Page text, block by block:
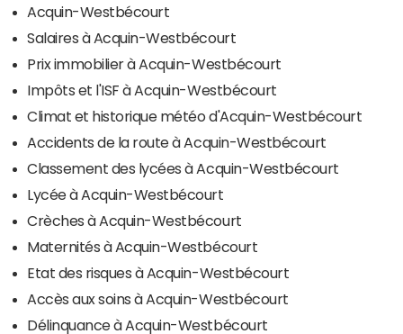
Acquin-Westbécourt
Salaires à Acquin-Westbécourt
Prix immobilier à Acquin-Westbécourt
Impôts et l'ISF à Acquin-Westbécourt
Climat et historique météo d'Acquin-Westbécourt
Accidents de la route à Acquin-Westbécourt
Classement des lycées à Acquin-Westbécourt
Lycée à Acquin-Westbécourt
Crèches à Acquin-Westbécourt
Maternités à Acquin-Westbécourt
Etat des risques à Acquin-Westbécourt
Accès aux soins à Acquin-Westbécourt
Délinquance à Acquin-Westbécourt